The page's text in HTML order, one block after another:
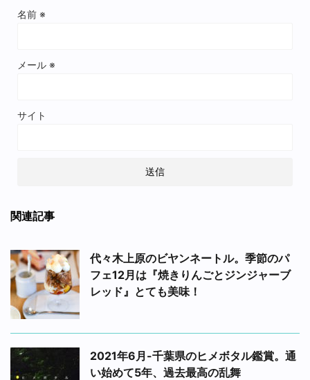
名前 ※
メール ※
サイト
関連記事
代々木上原のビヤンネートル。季節のパ
フェ12月は『焼きりんごとジンジャーブ
レッド』とても美味！
2021年6月-千葉県のヒメボタル鑑賞。通
い始めて5年、過去最高の乱舞